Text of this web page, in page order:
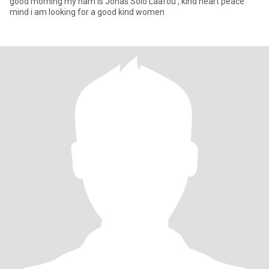
mind i am looking for a good kind women